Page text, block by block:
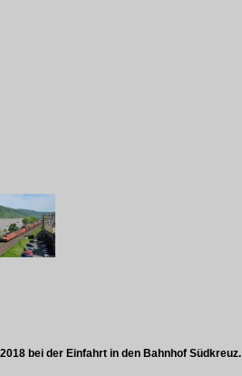
bei der Einfahrt in den Bahnhof Südkreuz.